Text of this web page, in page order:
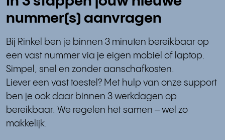
nummer(s) aanvragen
Bij Rinkel ben je binnen 3 minuten bereikbaar op
een vast nummer via je eigen mobiel of laptop.
Simpel, snel en zonder aanschafkosten.
Liever een vast toestel? Met hulp van onze support
ben je ook daar binnen 3 werkdagen op
bereikbaar. We regelen het samen – wel zo
makkelijk.